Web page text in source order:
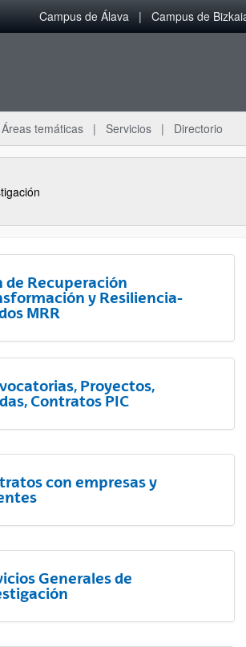
Campus de Álava Campus de
Áreas temáticas Servicios Directorio
de Recuperación
y Resiliencia-
MRR
Proyectos,
Contratos PIC
con empresas y
Generales de